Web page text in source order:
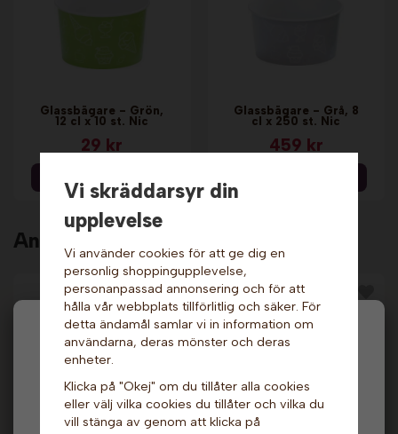
Hej och välkommen till Gottes!
moms) eller företag (exkl. moms) för hur våra priser
ska visas.
Glassbägare - Grön,
12 cl x 10 st. Nic
29 kr
Glassbägare - Grå, 8
cl x 250 st. Nic
459 kr
Andra köpte även
Vi skräddarsyr din
upplevelse
Vi använder cookies för att ge dig en
personlig shoppingupplevelse,
personanpassad annonsering och för att
hålla vår webbplats tillförlitlig och säker. För
detta ändamål samlar vi in information om
användarna, deras mönster och deras
enheter.
Klicka på "Okej" om du tillåter alla cookies
eller välj vilka cookies du tillåter och vilka du
vill stänga av genom att klicka på